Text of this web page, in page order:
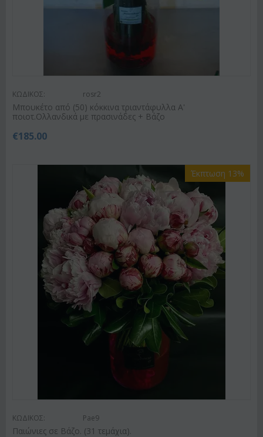
ΚΩΔΙΚΟΣ: rosr2
Μπουκέτο από (50) κόκκινα τριαντάφυλλα Α'
ποιοτ.Ολλανδικά με πρασινάδες + Βάζο
€185.00
Έκπτωση 13%
ΚΩΔΙΚΟΣ: Pae9
Παιώνιες σε Βάζο. (31 τεμάχια).